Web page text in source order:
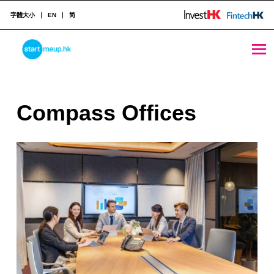
STARTMEUPHK
字體大小 EN 简
C
o
m
p
a
s
s
O
Compass Offices